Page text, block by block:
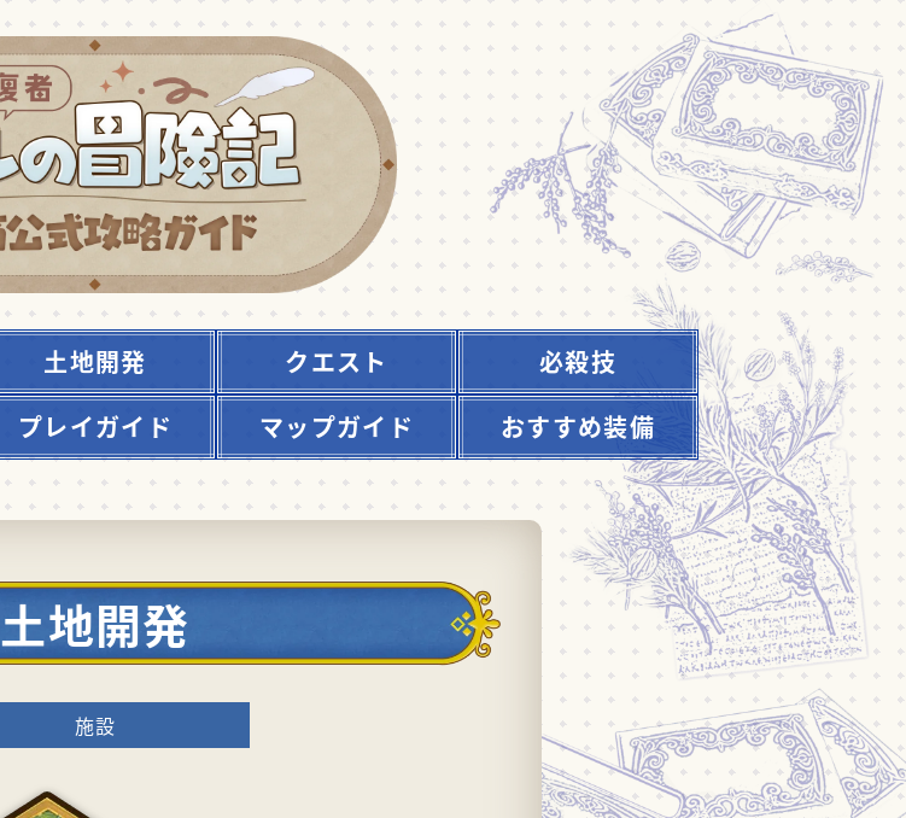
土地開発 クエスト
必殺技
プレイガイド マップガイド おすすめ装備
土地開発
施設